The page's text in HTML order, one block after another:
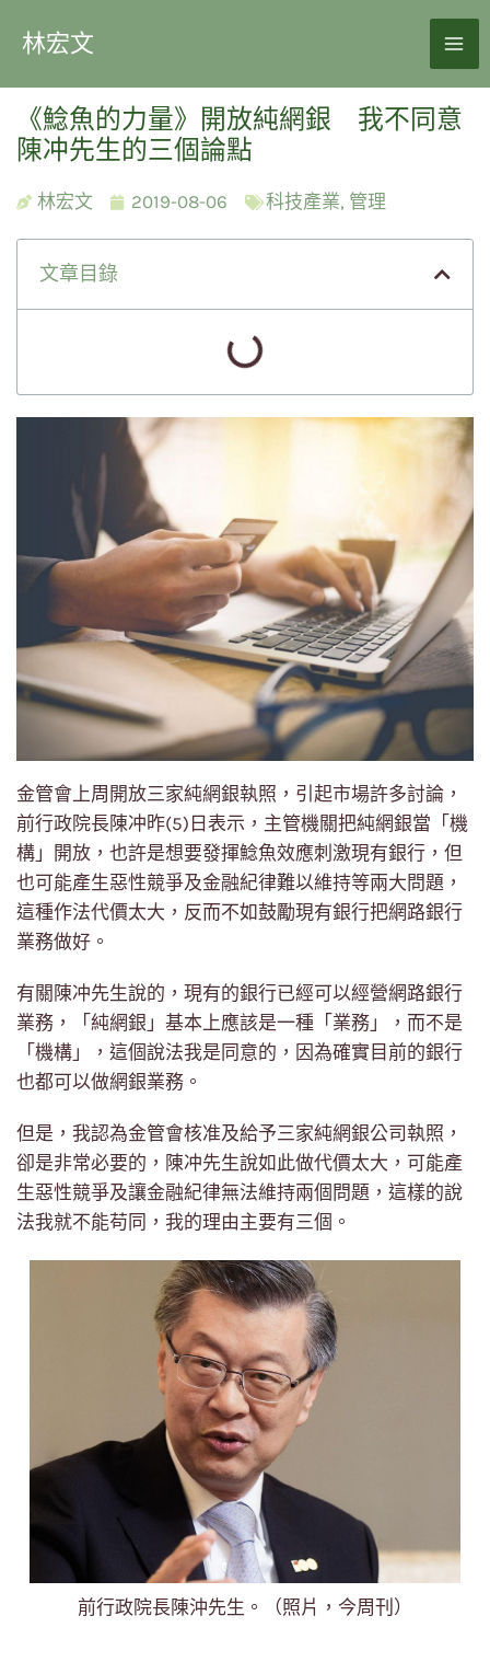
林宏文
《鯰魚的力量》開放純網銀 我不同意
陳冲先生的三個論點
林宏文 2019-08-06 科技產業, 管理
文章目錄
金管會上周開放三家純網銀執照，引起市場許多討論，
前行政院長陳冲昨(5)日表示，主管機關把純網銀當「機
構」開放，也許是想要發揮鯰魚效應刺激現有銀行，但
也可能產生惡性競爭及金融紀律難以維持等兩大問題，
這種作法代價太大，反而不如鼓勵現有銀行把網路銀行
業務做好。
有關陳冲先生說的，現有的銀行已經可以經營網路銀行
業務，「純網銀」基本上應該是一種「業務」，而不是
「機構」，這個說法我是同意的，因為確實目前的銀行
也都可以做網銀業務。
但是，我認為金管會核准及給予三家純網銀公司執照，
卻是非常必要的，陳冲先生說如此做代價太大，可能產
生惡性競爭及讓金融紀律無法維持兩個問題，這樣的說
法我就不能苟同，我的理由主要有三個。
前行政院長陳沖先生。（照片，今周刊）